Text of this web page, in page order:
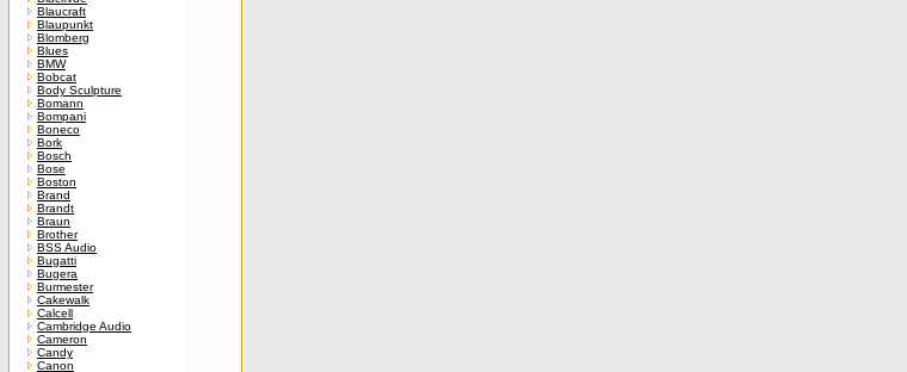
Blaucraft
Blaupunkt
Blomberg
Blues
BMW
Bobcat
Body Sculpture
Bomann
Bompani
Boneco
Bork
Bosch
Bose
Boston
Brand
Brandt
Braun
Brother
BSS Audio
Bugatti
Bugera
Burmester
Cakewalk
Calcell
Cambridge Audio
Cameron
Candy
Canon